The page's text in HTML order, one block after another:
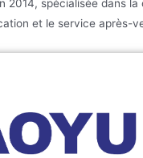
2014, spécialisée dans la
et le service après-